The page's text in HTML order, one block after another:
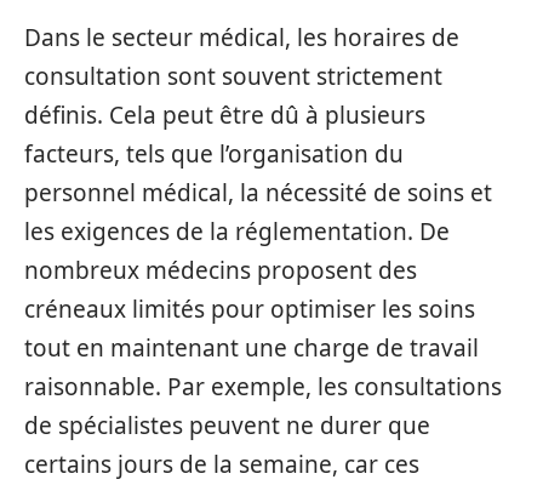
Dans le secteur médical, les horaires de
consultation sont souvent strictement
définis. Cela peut être dû à plusieurs
facteurs, tels que l’organisation du
personnel médical, la nécessité de soins et
les exigences de la réglementation. De
nombreux médecins proposent des
créneaux limités pour optimiser les soins
tout en maintenant une charge de travail
raisonnable. Par exemple, les consultations
de spécialistes peuvent ne durer que
certains jours de la semaine, car ces